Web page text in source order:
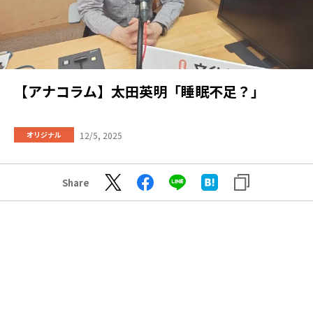
【アナコラム】太田英明「睡眠不足？」
オリジナル 12/5, 2025
Share